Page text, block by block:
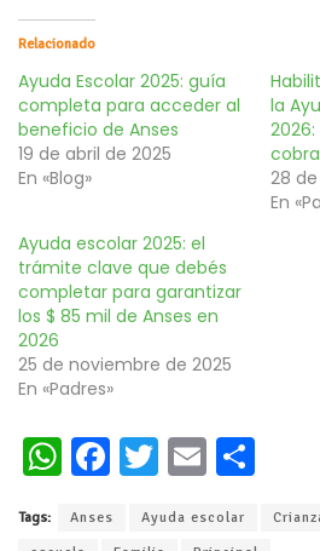
Relacionado
Ayuda Escolar 2025: guía
completa para acceder al
beneficio de Anses
19 de abril de 2025
En «Blog»
la
28
En
Ayuda escolar 2025: el
trámite clave que debés
completar para garantizar
los $ 85 mil de Anses en
2026
25 de noviembre de 2025
En «Padres»
W
at
Fa
b
T
tt
E
ai m
Tags: Anses Ayuda escolar